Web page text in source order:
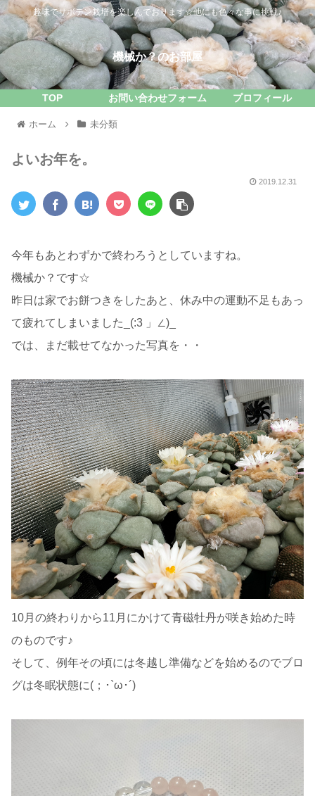
趣味でサボテン栽培を楽しんでおります☆他にも色々な事に挑戦♪
機械か？のお部屋
TOP お問い合わせフォーム プロフィール
ホーム 未分類
よいお年を。
2019.12.31
今年もあとわずかで終わろうとしていますね。
機械か？です☆
昨日は家でお餅つきをしたあと、休み中の運動不足もあっ
て疲れてしまいました_(:3 」∠)_
では、まだ載せてなかった写真を・・
10月の終わりから11月にかけて青磁牡丹が咲き始めた時
のものです♪
そして、例年その頃には冬越し準備などを始めるのでブロ
グは冬眠状態に(；･`ω･´)